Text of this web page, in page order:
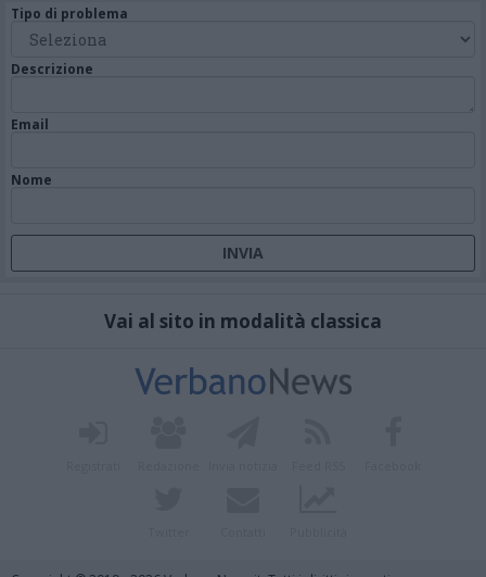
Tipo di problema
Descrizione
Email
Nome
Vai al sito in modalità classica